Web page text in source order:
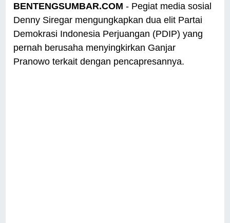
BENTENGSUMBAR.COM - Pegiat media sosial
Denny Siregar mengungkapkan dua elit Partai
Demokrasi Indonesia Perjuangan (PDIP) yang
pernah berusaha menyingkirkan Ganjar
Pranowo terkait dengan pencapresannya.